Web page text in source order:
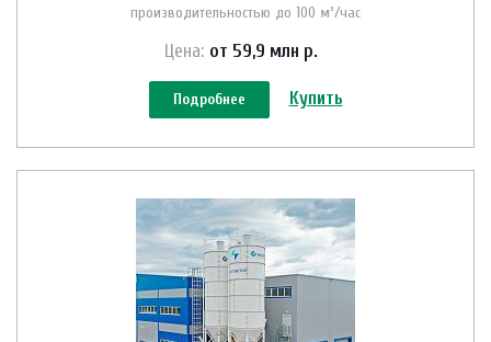
производительностью до 100 м³/час
Цена: от 59,9 млн р.
Подробнее Купить